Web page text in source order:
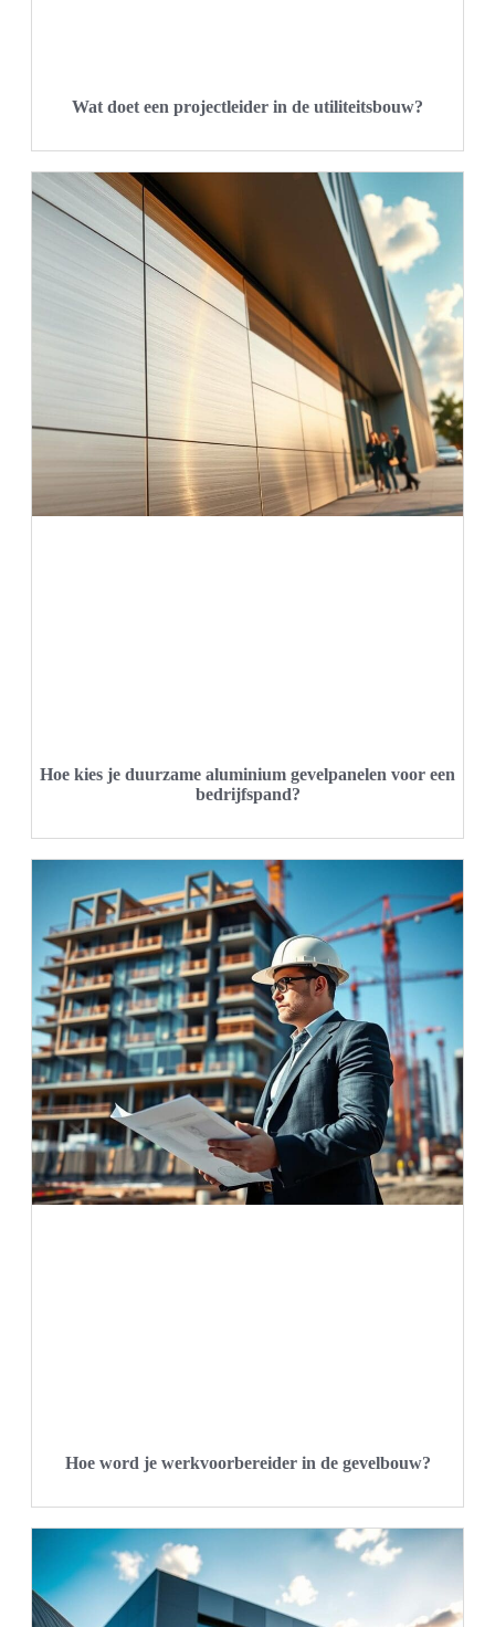
Wat doet een projectleider in de utiliteitsbouw?
Hoe kies je duurzame aluminium gevelpanelen voor een
bedrijfspand?
Hoe word je werkvoorbereider in de gevelbouw?